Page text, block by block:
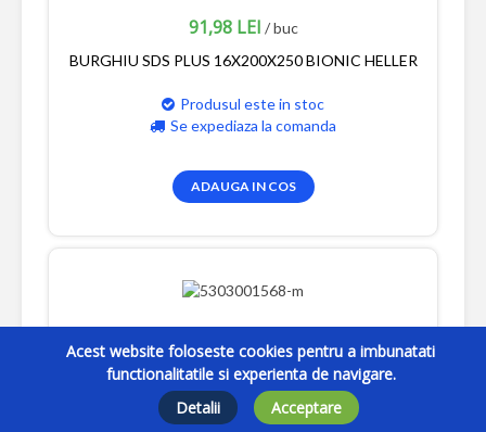
91,98 LEI / buc
BURGHIU SDS PLUS 16X200X250 BIONIC HELLER
Produsul este in stoc
Se expediaza la comanda
ADAUGA IN COS
SET BURGHIE METAL HSS 2 PREFIX HELLER
Produsul este in stoc
Acest website foloseste cookies pentru a imbunatati
functionalitatile si experienta de navigare.
Detalii
Acceptare